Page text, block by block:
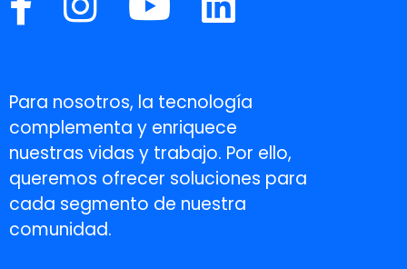
Para nosotros, la tecnología
complementa y enriquece
nuestras vidas y trabajo. Por ello,
queremos ofrecer soluciones para
cada segmento de nuestra
comunidad.